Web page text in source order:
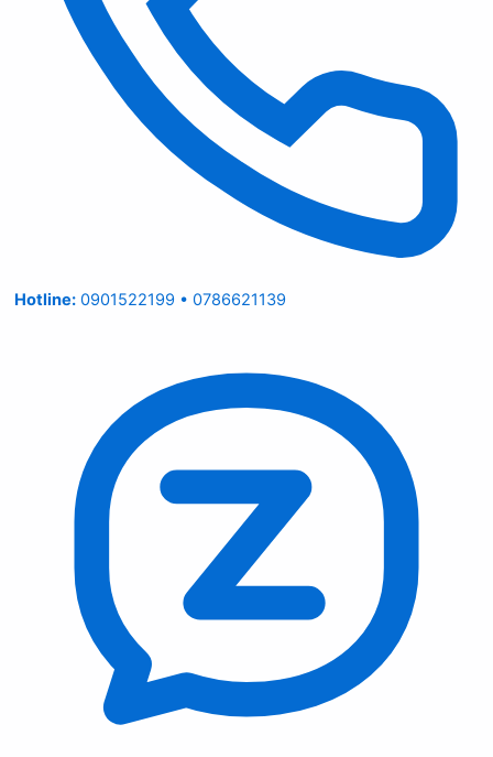
Hotline: 0901522199 • 0786621139